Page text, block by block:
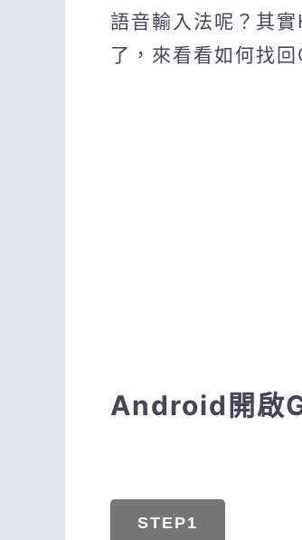
語音輸入法呢？其
了，來看看如何找
Android開啟
STEP1